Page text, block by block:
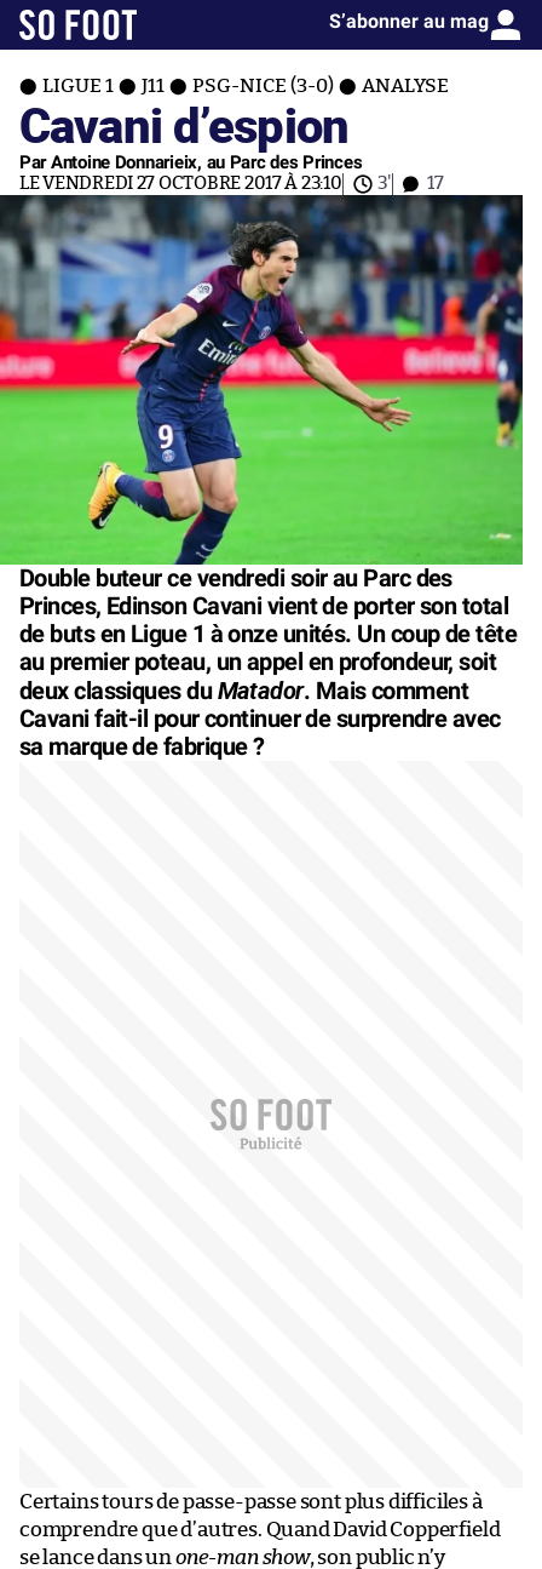
S’abonner au mag
LIGUE 1 J11 PSG-NICE (3-0) ANALYSE
Cavani d’espion
Par Antoine Donnarieix, au Parc des Princes
LE VENDREDI 27 OCTOBRE 2017 À 23:10 3' 17
Double buteur ce vendredi soir au Parc des
Princes, Edinson Cavani vient de porter son total
de buts en Ligue 1 à onze unités. Un coup de tête
au premier poteau, un appel en profondeur, soit
deux classiques duMatador. Mais comment
Cavani fait-il pour continuer de surprendre avec
sa marque de fabrique ?
Certains tours de passe-passe sont plus difficiles à
comprendre que d’autres. Quand David Copperfield
se lance dans un one-man show, son public n’y